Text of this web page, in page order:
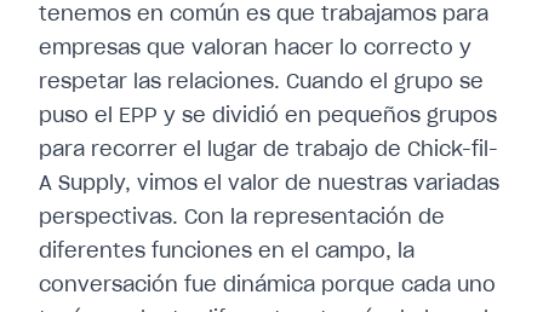
tenemos en común es que trabajamos para
empresas que valoran hacer lo correcto y
respetar las relaciones. Cuando el grupo se
puso el EPP y se dividió en pequeños grupos
para recorrer el lugar de trabajo de Chick-fil-
A Supply, vimos el valor de nuestras variadas
perspectivas. Con la representación de
diferentes funciones en el campo, la
conversación fue dinámica porque cada uno